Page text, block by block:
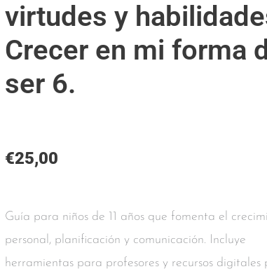
virtudes y
Crecer en mi forma
ser 6.
€25,00
Guía para niños de 11 años que fomenta el
personal, planificación y comunicación. Incluye
herramientas para profesores y recursos digitales